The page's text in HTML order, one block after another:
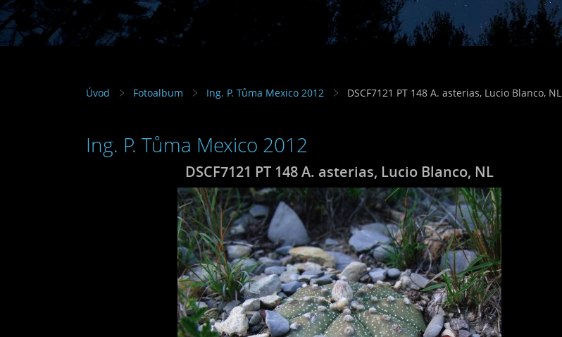
Úvod Fotoalbum Ing. P. Tůma Mexico 2012 DSCF7121 PT 148 A. asterias, Lucio Blanco, NL
Ing. P. Tůma Mexico 2012
DSCF7121 PT 148 A. asterias, Lucio Blanco, NL